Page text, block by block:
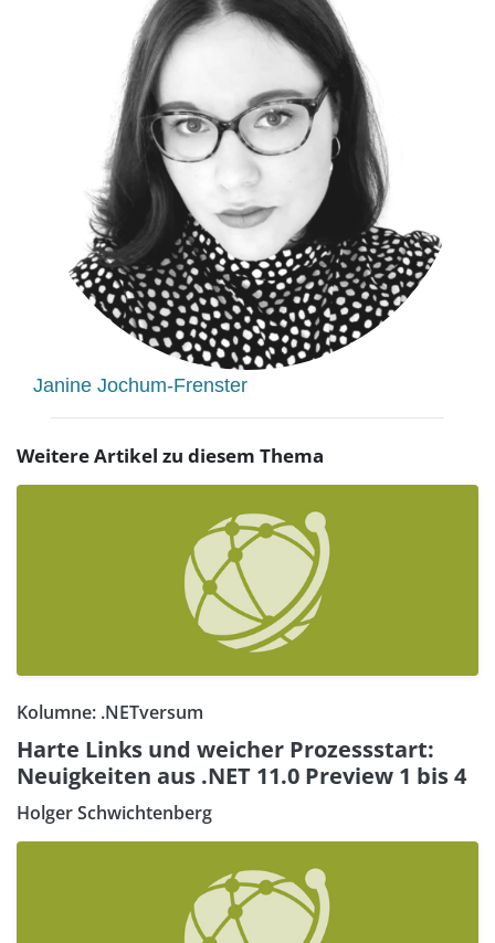
Janine Jochum-Frenster
Weitere Artikel zu diesem Thema
Kolumne: .NETversum
Harte Links und weicher Prozessstart:
Neuigkeiten aus .NET 11.0 Preview 1 bis 4
Holger Schwichtenberg